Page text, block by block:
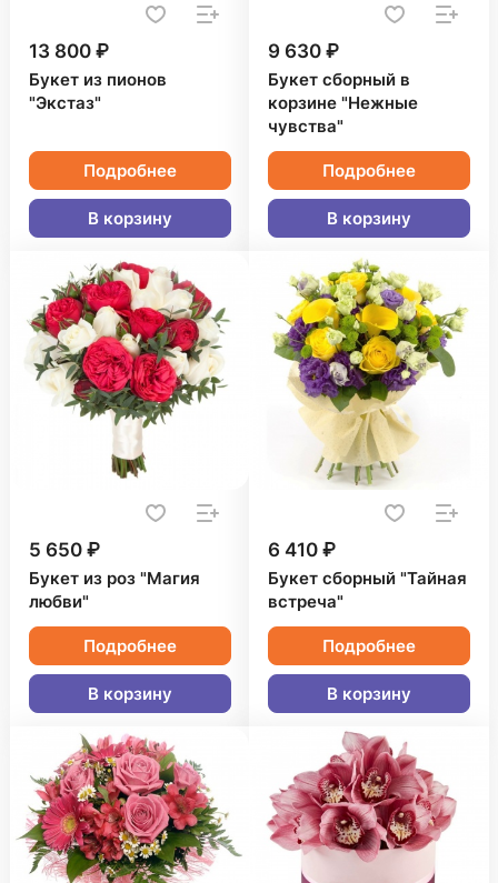
13 800 ₽
Букет из пионов
"Экстаз"
Подробнее
В корзину
9 630 ₽
Букет сборный в
корзине "Нежные
чувства"
Подробнее
В корзину
5 650 ₽
Букет из роз "Магия
любви"
Подробнее
В корзину
6 410 ₽
Букет сборный "Тайная
встреча"
Подробнее
В корзину